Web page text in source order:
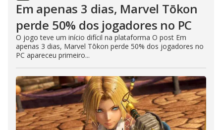
Em apenas 3 dias, Marvel Tōkon
perde 50% dos jogadores no PC
O jogo teve um início difícil na plataforma O post Em
apenas 3 dias, Marvel Tōkon perde 50% dos jogadores no
PC apareceu primeiro...